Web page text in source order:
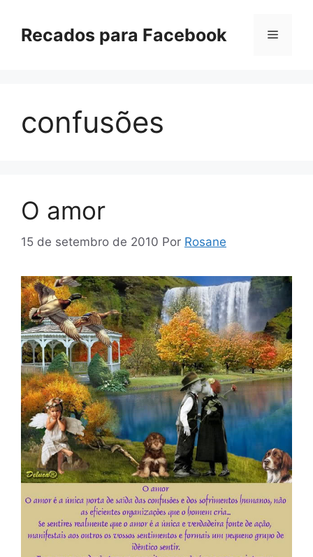
paraRecados para Facebook Menu
confusões
O amor
15 de setembro de 2010 Por Rosane